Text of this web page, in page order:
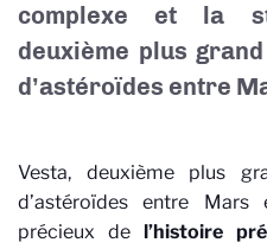
complexe et la
deuxième plus
d’astéroïdes entre
Vesta, deuxième plus
d’astéroïdes entre
précieux de l’histoire